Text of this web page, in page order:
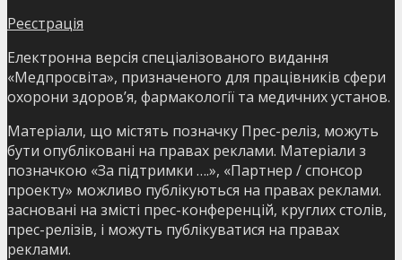
Реєстрація
Електронна версія спеціалізованого видання
«Медпросвіта», призначеного для працівників сфери
охорони здоров’я, фармакології та медичних установ.
Матеріали, що містять позначку Прес-реліз, можуть
бути опубліковані на правах реклами. Матеріали з
позначкою «За підтримки ….», «Партнер / спонсор
проекту» можливо публікуються на правах реклами.
засновані на змісті прес-конференцій, круглих столів,
прес-релізів, і можуть публікуватися на правах
реклами.